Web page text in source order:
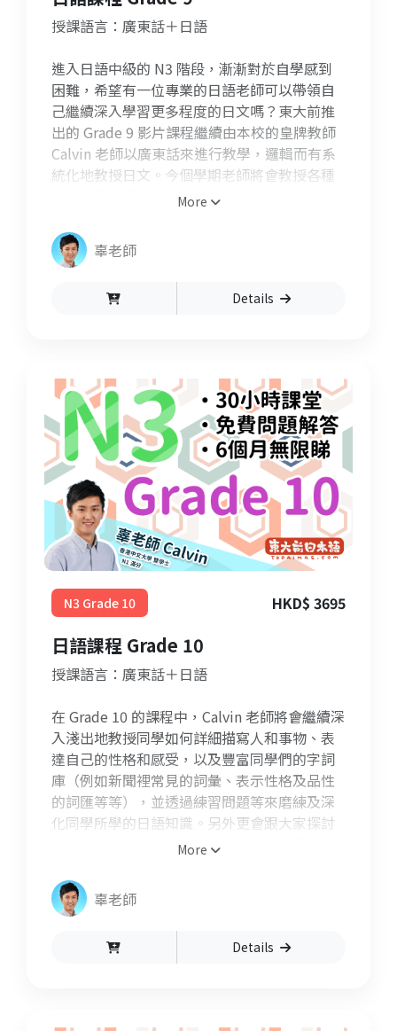
授課語言：廣東話＋日語
進入日語中級的 N3 階段，漸漸對於自學感到
困難，希望有一位專業的日語老師可以帶領自
己繼續深入學習更多程度的日文嗎？東大前推
出的 Grade 9 影片課程繼續由本校的皇牌教師
Calvin 老師以廣東話來進行教學，邏輯而有系
統化地教授日文。今個學期老師將會教授各種
表達意見、願意、後悔等的詞彙，說何如何用
賴表現，加強同學們的日語表達能力。
More
辜老師
Details
N3 Grade 10 HKD$ 3695
日語課程 Grade 10
授課語言：廣東話＋日語
在 Grade 10 的課程中，Calvin 老師將會繼續深
入淺出地教授同學如何詳細描寫人和事物、表
達自己的性格和感受，以及豐富同學們的字詞
庫（例如新聞裡常見的詞彙、表示性格及品性
的詞匯等等），並透過練習問題等來磨練及深
化同學所學的日語知識。另外更會跟大家探討
日本人生活上經常使用的口語用語，讓同學們
More
辜老師
Details